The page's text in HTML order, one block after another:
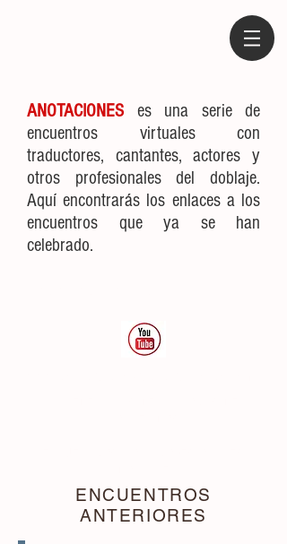
ANOTACIONES
es una serie de
encuentros virtuales con
traductores, cantantes, actores y
otros profesionales del doblaje.
Aquí encontrarás los enlaces a los
encuentros que ya se han
celebrado.
TRADUCCIÓN AUDIOVISUAL
ENCUENTROS
ANTERIORES